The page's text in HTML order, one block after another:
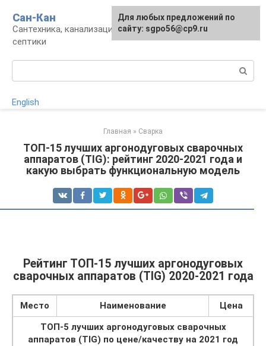
контенту
Сан-Кан
Сантехника, канализация, водопровод,
септики
English
Главная » Сварка
ТОП-15 лучших аргонодуговых сварочных
аппаратов (TIG): рейтинг 2020-2021 года и
какую выбрать функциональную модель
Рейтинг ТОП-15 лучших аргонодуговых
сварочных аппаратов (TIG) 2020-2021 года
Место Наименование
Цена
ТОП-5 лучших аргонодуговых сварочных
аппаратов (TIG) по цене/качеству на 2021 год
Для любых предложений по
сайту: sgpo56@cp9.ru